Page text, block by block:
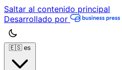
Saltar al contenido principal
Desarrollado por
🇪🇸 es